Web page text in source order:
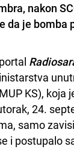
nakon
da je bomba
KS), koja
24.
samo
i postupalo